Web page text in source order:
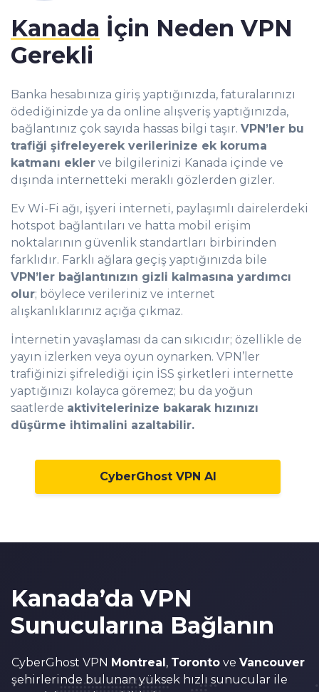
Kanada İçin Neden VPN
Gerekli
Banka hesabınıza giriş yaptığınızda, faturalarınızı
ödediğinizde ya da online alışveriş yaptığınızda,
bağlantınız çok sayıda hassas bilgi taşır. VPN’ler bu
trafiği şifreleyerek verilerinize ek koruma
katmanı ekler ve bilgilerinizi Kanada içinde ve
dışında internetteki meraklı gözlerden gizler.
Ev Wi-Fi ağı, işyeri interneti, paylaşımlı dairelerdeki
hotspot bağlantıları ve hatta mobil erişim
noktalarının güvenlik standartları birbirinden
farklıdır. Farklı ağlara geçiş yaptığınızda bile
VPN’ler bağlantınızın gizli kalmasına yardımcı
olur; böylece verileriniz ve internet
alışkanlıklarınız açığa çıkmaz.
İnternetin yavaşlaması da can sıkıcıdır; özellikle de
yayın izlerken veya oyun oynarken. VPN’ler
trafiğinizi şifrelediği için İSS şirketleri internette
yaptığınızı kolayca göremez; bu da yoğun
saatlerde aktivitelerinize bakarak hızınızı
düşürme ihtimalini azaltabilir.
CyberGhost VPN Al
Kanada’da VPN
Sunucularına Bağlanın
CyberGhost VPN Montreal , Toronto ve Vancouver
şehirlerinde bulunan yüksek hızlı sunucular ile